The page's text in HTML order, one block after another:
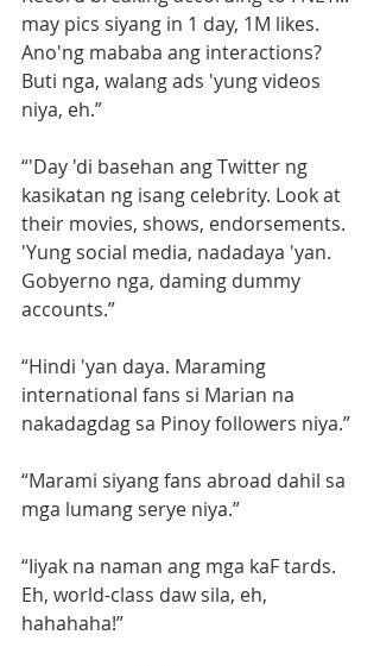
may pics siyang in 1 day, 1M likes.
Ano'ng mababa ang interactions?
Buti nga, walang ads 'yung videos
niya, eh.”
“'Day 'di basehan ang Twitter ng
kasikatan ng isang celebrity. Look at
their movies, shows, endorsements.
'Yung social media, nadadaya 'yan.
Gobyerno nga, daming dummy
accounts.”
“Hindi 'yan daya. Maraming
international fans si Marian na
nakadagdag sa Pinoy followers niya.”
“Marami siyang fans abroad dahil sa
mga lumang serye niya.”
“Iiyak na naman ang mga kaF tards.
Eh, world-class daw sila, eh,
hahahaha!”